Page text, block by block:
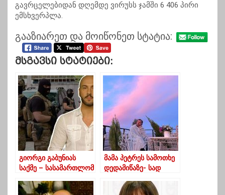
გავრცელებიდან დღემდე ვირუსს ჯამში 6 406 პირი
ემსხვერპლა.
გააზიარეთ და მოიწონეთ სტატია:
Მსგავსი Სტატიები:
გიორგი გაბუნიას
საქმე – სასამართლომ
დამნაშავედ ცნო
მამა პეტრეს სამოთხე
დედამიწაზე- სად
დეკანოზი